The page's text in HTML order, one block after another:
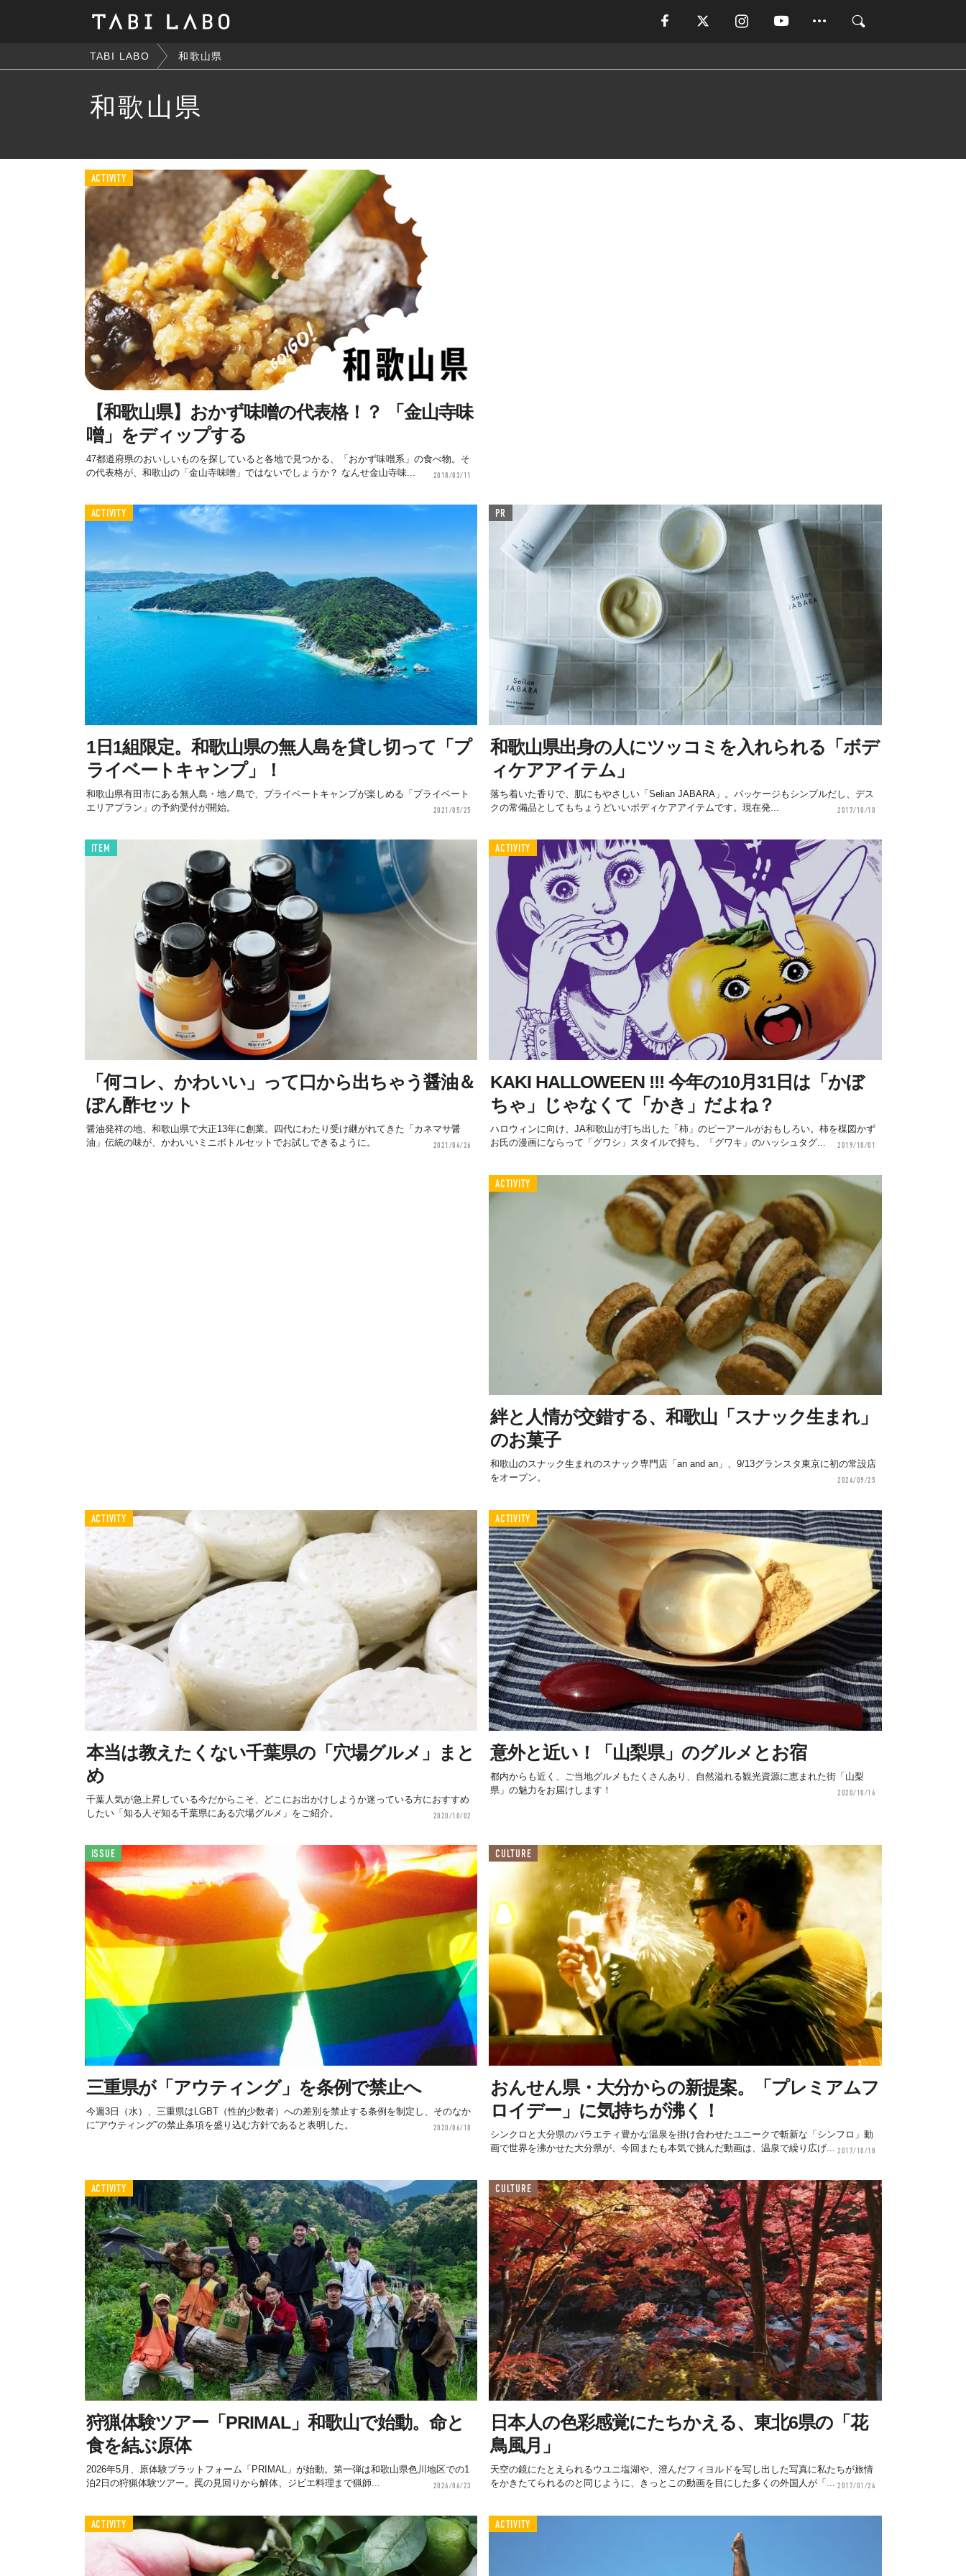
TABI LABO 和歌山県
和歌山県
ACTIVITY
【和歌山県】おかず味噌の代表格！？ 「金山寺味
噌」をディップする
47都道府県のおいしいものを探していると各地で見つかる、「おかず味噌系」の食べ物。そ
の代表格が、和歌山の「金山寺味噌」ではないでしょうか？ なんせ金山寺味...
2018/03/11
ACTIVITY
1日1組限定。和歌山県の無人島を貸し切って「プ
ライベートキャンプ」！
和歌山県有田市にある無人島・地ノ島で、プライベートキャンプが楽しめる「プライベート
エリアプラン」の予約受付が開始。
2021/05/25
PR
和歌山県出身の人にツッコミを入れられる「ボデ
ィケアアイテム」
落ち着いた香りで、肌にもやさしい「Selian JABARA」。パッケージもシンプルだし、デス
クの常備品としてもちょうどいいボディケアアイテムです。現在発...
2017/10/10
ITEM
「何コレ、かわいい」って口から出ちゃう醤油＆
ぽん酢セット
醤油発祥の地、和歌山県で大正13年に創業。四代にわたり受け継がれてきた「カネマサ醤
油」伝統の味が、かわいいミニボトルセットでお試しできるように。
2021/04/26
ACTIVITY
KAKI HALLOWEEN !!! 今年の10月31日は「かぼ
ちゃ」じゃなくて「かき」だよね？
ハロウィンに向け、JA和歌山が打ち出した「柿」のピーアールがおもしろい。柿を楳図かず
お氏の漫画にならって「グワシ」スタイルで持ち、「グワキ」のハッシュタグ...
2019/10/01
ACTIVITY
絆と人情が交錯する、和歌山「スナック生まれ」
のお菓子
和歌山のスナック生まれのスナック専門店「an and an」、9/13グランスタ東京に初の常設店
をオープン。
2024/09/25
ACTIVITY
本当は教えたくない千葉県の「穴場グルメ」まと
め
千葉人気が急上昇している今だからこそ、どこにお出かけしようか迷っている方におすすめ
したい「知る人ぞ知る千葉県にある穴場グルメ」をご紹介。
2020/10/02
ACTIVITY
意外と近い！「山梨県」のグルメとお宿
都内からも近く、ご当地グルメもたくさんあり、自然溢れる観光資源に恵まれた街「山梨
県」の魅力をお届けします！
2020/10/16
ISSUE
三重県が「アウティング」を条例で禁止へ
今週3日（水）、三重県はLGBT（性的少数者）への差別を禁止する条例を制定し、そのなか
に“アウティング”の禁止条項を盛り込む方針であると表明した。
2020/06/10
CULTURE
おんせん県・大分からの新提案。「プレミアムフ
ロイデー」に気持ちが沸く！
シンクロと大分県のバラエティ豊かな温泉を掛け合わせたユニークで斬新な「シンフロ」動
画で世界を沸かせた大分県が、今回またも本気で挑んだ動画は、温泉で繰り広げ...
2017/10/18
ACTIVITY
狩猟体験ツアー「PRIMAL」和歌山で始動。命と
食を結ぶ原体
2026年5月、原体験プラットフォーム「PRIMAL」が始動。第一弾は和歌山県色川地区での1
泊2日の狩猟体験ツアー。罠の見回りから解体、ジビエ料理まで猟師...
2026/06/23
CULTURE
日本人の色彩感覚にたちかえる、東北6県の「花
鳥風月」
天空の鏡にたとえられるウユニ塩湖や、澄んだフィヨルドを写し出した写真に私たちが旅情
をかきたてられるのと同じように、きっとこの動画を目にした多くの外国人が「... 2017/01/24
ACTIVITY ACTIVITY